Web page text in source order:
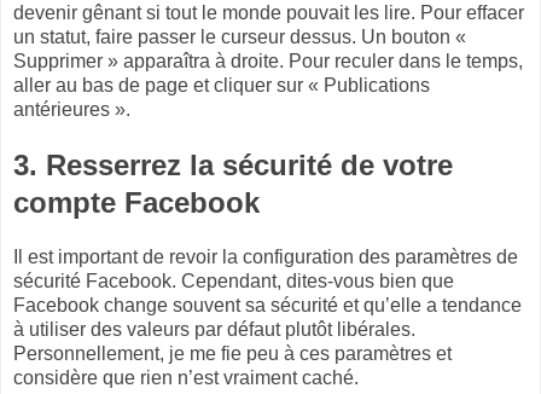
devenir gênant si tout le monde pouvait les lire. Pour effacer
un statut, faire passer le curseur dessus. Un bouton «
Supprimer » apparaîtra à droite. Pour reculer dans le temps,
aller au bas de page et cliquer sur « Publications
antérieures ».
3. Resserrez la sécurité de votre
compte Facebook
Il est important de revoir la configuration des paramètres de
sécurité Facebook. Cependant, dites-vous bien que
Facebook change souvent sa sécurité et qu’elle a tendance
à utiliser des valeurs par défaut plutôt libérales.
Personnellement, je me fie peu à ces paramètres et
considère que rien n’est vraiment caché.